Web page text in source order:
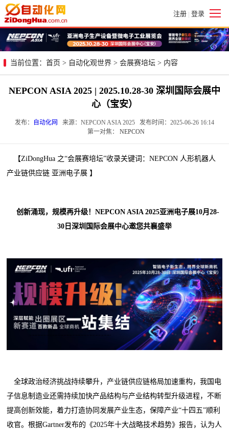
注册 | 登录
当前位置： 首页 > 自动化观世界 > 会展赛培坛 > 内容
NEPCON ASIA 2025 | 2025.10.28-30 深圳国际会展中
心（宝安）
发布： 自动化网
来源：NEPCON ASIA 2025 发布时间：2025-06-26 16:14
第一对焦： NEPCON
【ZiDongHua 之“会展赛培坛”收录关键词：NEPCON 人形机器人
产业链供应链 亚洲电子展 】
创新涌现，规模再升级！NEPCON ASIA 2025亚洲电子展10月28-
30日深圳国际会展中心邀您共襄盛举
全球政治经济挑战持续攀升，产业链供应链格局加速重构，我国电
子信息制造业还需持续加快产品结构与产业结构转型升级进程，不断
提高创新效能，着力打造协同发展产业生态，保障产业“十四五”顺利
收官。根据Gartner发布的《2025年十大战略技术趋势》报告，认为人